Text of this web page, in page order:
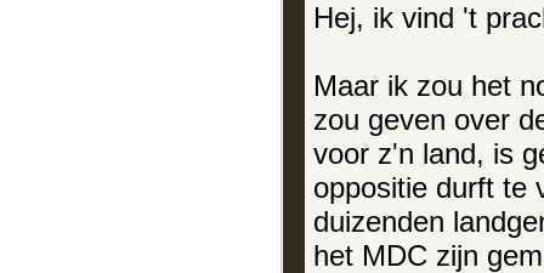
Hej, ik vind 't
Maar ik zou het
zou geven over
voor z'n land, is
oppositie durft te
duizenden
het MDC zijn